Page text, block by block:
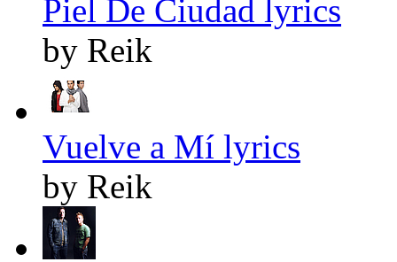
Piel De Ciudad lyrics
by Reik
Vuelve a Mí lyrics
by Reik